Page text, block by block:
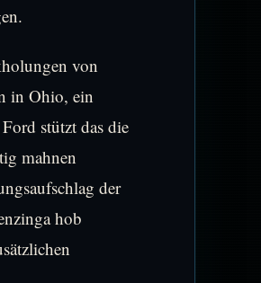
von
in Ohio, ein
stützt das die
mahnen
der
hob